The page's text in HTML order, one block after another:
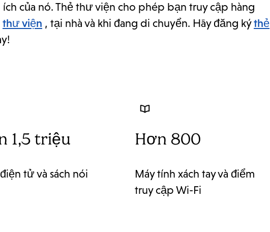
của nó. Thẻ thư viện cho phép bạn truy cập hàng
thư viện , tại nhà và khi đang di chuyển. Hãy đăng kýthẻ
1,5 triệu
tử và sách nói
Hơn 800
Máy tính xách tay và điểm
truy cập Wi-Fi